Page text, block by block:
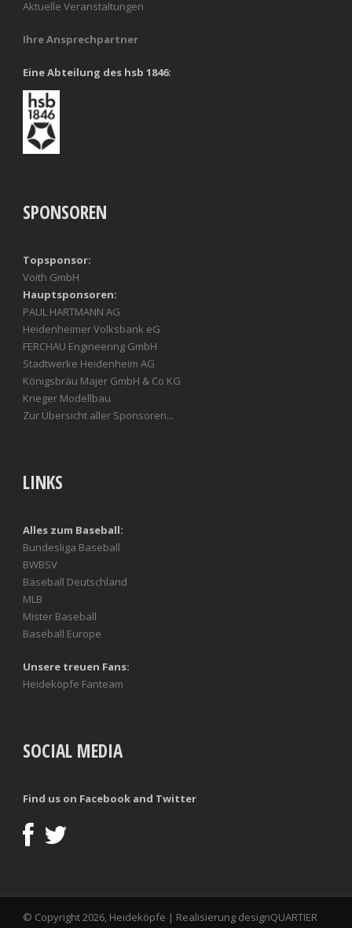
Aktuelle Veranstaltungen
Ihre Ansprechpartner
Eine Abteilung des hsb 1846:
SPONSOREN
Topsponsor:
Voith GmbH
Hauptsponsoren:
PAUL HARTMANN AG
Heidenheimer Volksbank eG
FERCHAU Engineering GmbH
Stadtwerke Heidenheim AG
Königsbräu Majer GmbH & Co KG
Krieger Modellbau
Zur Übersicht aller Sponsoren...
LINKS
Alles zum Baseball:
Bundesliga Baseball
BWBSV
Baseball Deutschland
MLB
Mister Baseball
Baseball Europe
Unsere treuen Fans:
Heideköpfe Fanteam
SOCIAL MEDIA
Find us on Facebook and Twitter
© Copyright 2026, Heideköpfe | Realisierung designQUARTIER